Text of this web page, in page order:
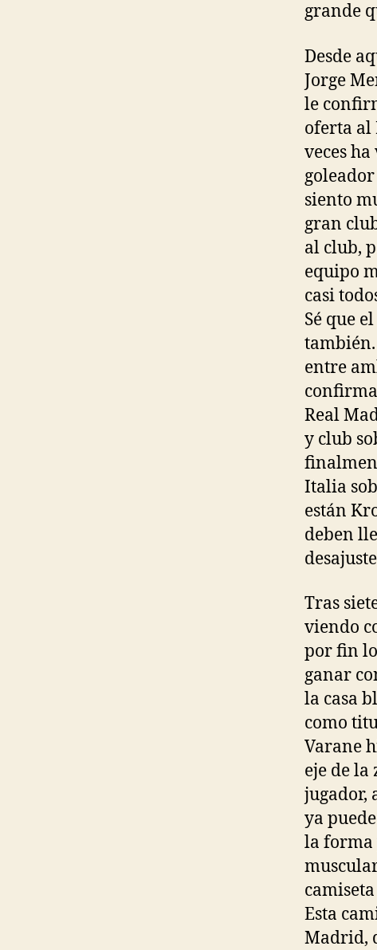
grande
Desde
Jorge
le
oferta al
veces
siento
gran
al club,
equipo
casi
Sé que
también.
entre
Real
y club
Italia
están
deben
Tras
viendo
por fin
ganar
la casa
como
Varane
eje de la
jugador,
ya
la forma
Esta
Madrid,